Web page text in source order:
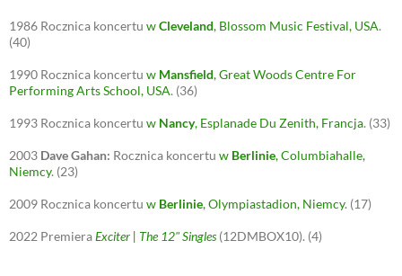
1986 Rocznica koncertu wCleveland, Blossom Music Festival, USA.
(40)
1990 Rocznica koncertu w Mansfield, Great Woods Centre For
Performing Arts School, USA. (36)
1993 Rocznica koncertu w Nancy, Esplanade Du Zenith, Francja. (33)
2003 Dave Gahan: Rocznica koncertu w Berlinie, Columbiahalle,
Niemcy. (23)
2009 Rocznica koncertu w Berlinie, Olympiastadion, Niemcy. (17)
2022 PremieraExciter | The 12" Singles(12DMBOX10). (4)